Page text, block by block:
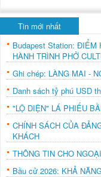
Tin mới nhất
Budapest Station: ĐIỂM
HÀNH TRÌNH PHỞ
Ghi chép: LÀNG MAI -
Danh sách tỷ phú USD
"LỘ DIỆN" LÁ PHIẾU
CHÍNH SÁCH CỦA
KHÁCH
THÔNG TIN CHO
Bầu cử 2026: KHẢ